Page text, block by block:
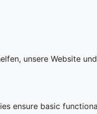
unsere Website
ensure basic